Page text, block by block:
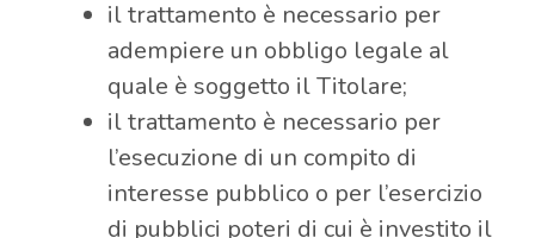
il trattamento è necessario per
adempiere un obbligo legale al
quale è soggetto il Titolare;
il trattamento è necessario per
l’esecuzione di un compito di
interesse pubblico o per l’esercizio
di pubblici poteri di cui è investito il